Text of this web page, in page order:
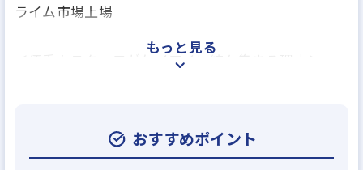
ライム市場上場
＜優秀なスタッフがケイアイに続々集まる理由＞
介営業の会社などの同業や異業界の営業や販売出身
者の若くて優秀なメンバーが続々とジョインいただ
もっと見る
おすすめポイント